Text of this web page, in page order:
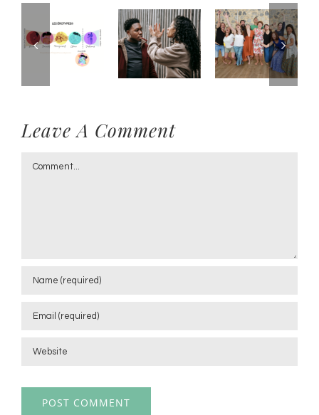
Leave A Comment
Comment